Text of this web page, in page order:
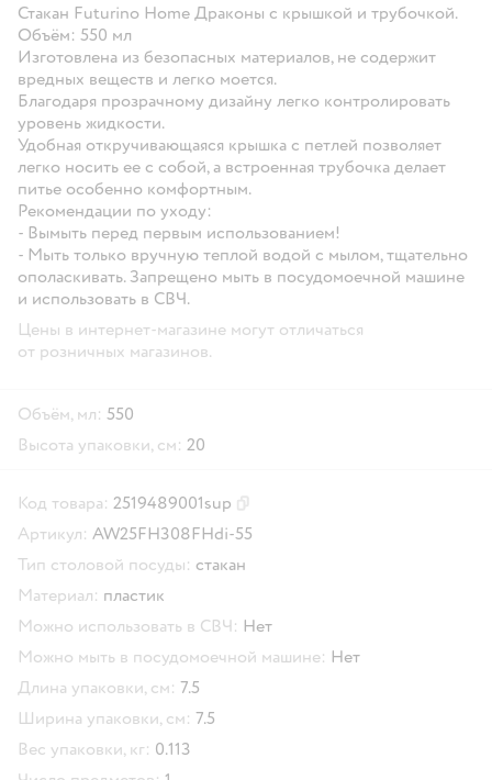
Стакан Futurino Home Драконы с крышкой и трубочкой.
Объём: 550 мл
Изготовлена из безопасных материалов, не содержит
вредных веществ и легко моется.
Благодаря прозрачному дизайну легко контролировать
уровень жидкости.
Удобная откручивающаяся крышка с петлей позволяет
легко носить ее с собой, а встроенная трубочка делает
питье особенно комфортным.
Рекомендации по уходу:
- Вымыть перед первым использованием!
- Мыть только вручную теплой водой с мылом, тщательно
ополаскивать. Запрещено мыть в посудомоечной машине
и использовать в СВЧ.
Цены в интернет-магазине могут отличаться
от розничных магазинов.
Объём, мл: 550
Высота упаковки, см: 20
Код товара: 2519489001sup
Артикул: AW25FH308FHdi-55
Тип столовой посуды: стакан
Материал: пластик
Можно использовать в СВЧ: Нет
Можно мыть в посудомоечной машине: Нет
Длина упаковки, см: 7.5
Ширина упаковки, см: 7.5
Вес упаковки, кг: 0.113